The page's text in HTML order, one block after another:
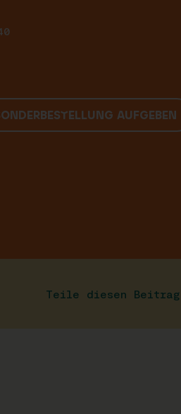
AUFGEBEN
Teile diesen